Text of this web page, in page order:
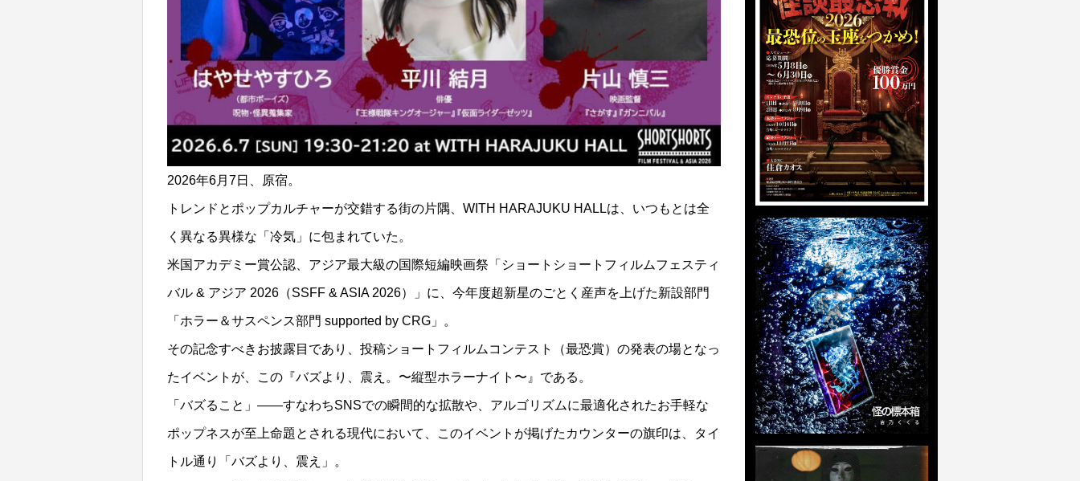
2026年6月7日、原宿。
トレンドとポップカルチャーが交錯する街の片隅、WITH HARAJUKU HALLは、いつもとは全
く異なる異様な「冷気」に包まれていた。
米国アカデミー賞公認、アジア最大級の国際短編映画祭「ショートショートフィルムフェスティ
バル & アジア 2026（SSFF & ASIA 2026）」に、今年度超新星のごとく産声を上げた新設部門
「ホラー＆サスペンス部門 supported by CRG」。
その記念すべきお披露目であり、投稿ショートフィルムコンテスト（最恐賞）の発表の場となっ
たイベントが、この『バズより、震え。〜縦型ホラーナイト〜』である。
「バズること」——すなわちSNSでの瞬間的な拡散や、アルゴリズムに最適化されたお手軽な
ポップネスが至上命題とされる現代において、このイベントが掲げたカウンターの旗印は、タイ
トル通り「バズより、震え」。